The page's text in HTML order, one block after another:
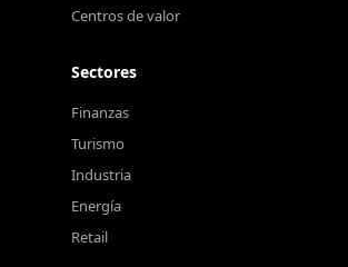
Centros de valor
Sectores
Finanzas
Turismo
Industria
Energía
Retail